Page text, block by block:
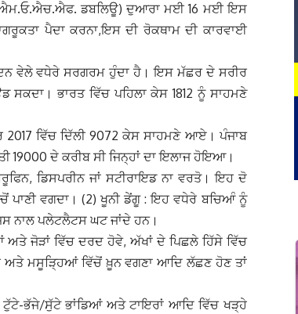
(ਐਮ.ਓ.ਐਚ.ਐਫ. ਡਬਲਿਊ) ਦੁਆਰਾ ਮਈ 16 ਮਈ ਇਸ
ਪੈਦਾ ਕਰਨਾ,ਇਸ ਦੀ ਰੋਕਥਾਮ ਦੀ ਕਾਰਵਾਈ
ਵੇਲੇ ਵਧੇਰੇ ਸਰਗਰਮ ਹੁੰਦਾ ਹੈ। ਇਸ ਮੱਛਰ ਦੇ ਸਰੀਰ
ਭਾਰਤ ਵਿੱਚ ਪਹਿਲਾ ਕੇਸ 1812 ਨੂੰ ਸਾਹਮਣੇ
ਵਿੱਚ ਦਿੱਲੀ 9072 ਕੇਸ ਸਾਹਮਣੇ ਆਏ। ਪੰਜਾਬ
19000 ਦੇ ਕਰੀਬ ਸੀ ਜਿਨ੍ਹਾਂ ਦਾ ਇਲਾਜ ਹੋਇਆ।
ਡਿਸਪਰੀਨ ਜਾਂ ਸਟੀਰਾਇਡ ਨਾ ਵਰਤੋ। ਇਹ ਦੋ
ਪਾਣੀ ਵਗਦਾ। (2) ਖੂਨੀ ਡੇਂਗੂ : ਇਹ ਵਧੇਰੇ ਬਚਿਆੰ ਨੂੰ
ਨਾਲ ਪਲੇਟਲੈਟਸ ਘਟ ਜਾਂਦੇ ਹਨ।
ਜੋੜਾਂ ਵਿੱਚ ਦਰਦ ਹੋਵੇ, ਅੱਖਾਂ ਦੇ ਪਿਛਲੇ ਹਿੱਸੇ ਵਿੱਚ
ਅਤੇ ਮਸੂੜ੍ਹਿਆਂ ਵਿੱਚੋਂ ਖ਼ੂਨ ਵਗਣਾ ਆਦਿ ਲੱਛਣ ਹੋਣ ਤਾਂ
ਭੱਜੇ/ਸੁੱਟੇ ਭਾਂਡਿਆਂ ਅਤੇ ਟਾਇਰਾਂ ਆਦਿ ਵਿੱਚ ਖੜ੍ਹੇ